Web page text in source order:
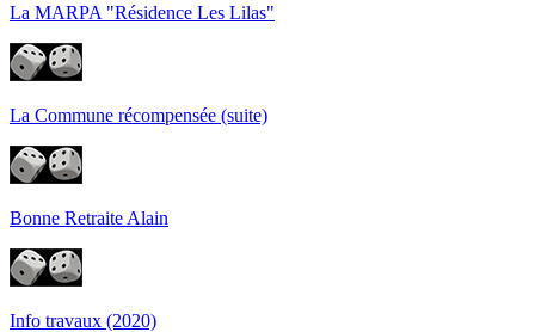
La MARPA "Résidence Les Lilas"
La Commune récompensée (suite)
Bonne Retraite Alain
Info travaux (2020)